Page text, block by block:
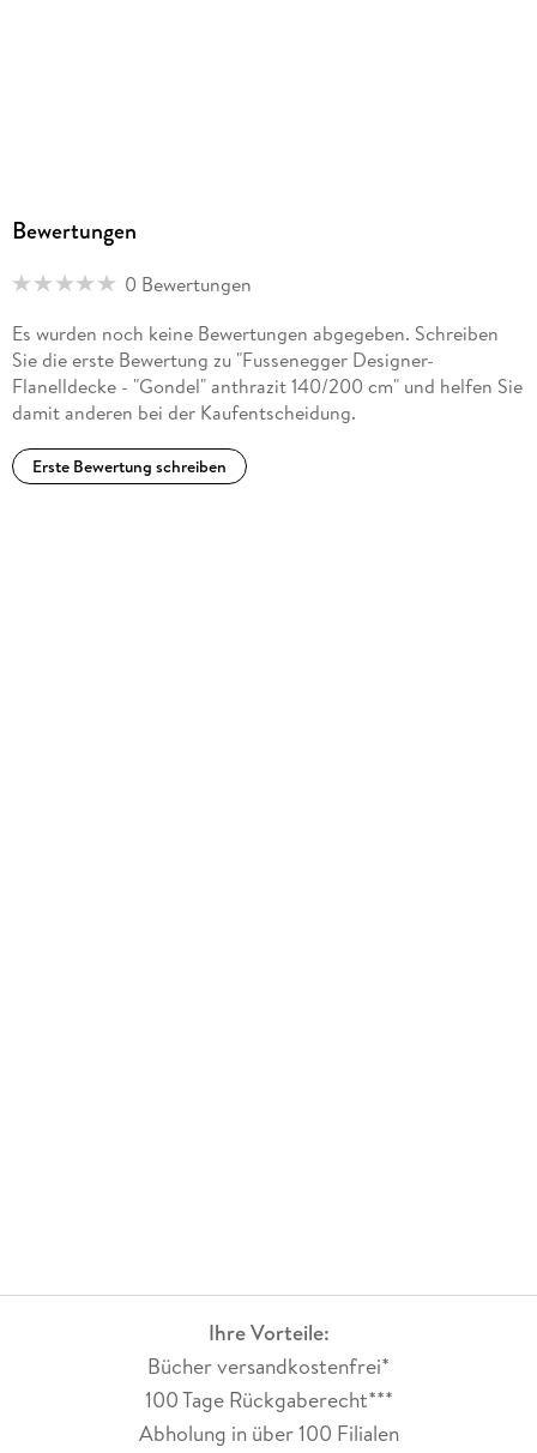
Bewertungen
0 Bewertungen
Es wurden noch keine Bewertungen abgegeben. Schreiben
Sie die erste Bewertung zu "Fussenegger Designer-
Flanelldecke - "Gondel" anthrazit 140/200 cm" und helfen Sie
damit anderen bei der Kaufentscheidung.
Erste Bewertung schreiben
Ihre Vorteile:
Bücher versandkostenfrei*
100 Tage Rückgaberecht***
Abholung in über 100 Filialen